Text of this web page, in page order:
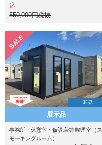
込
550,000円税抜
新品
SALE
展示品
事務所・休憩室・仮設店舗 喫煙室（ス
モーキングルーム）